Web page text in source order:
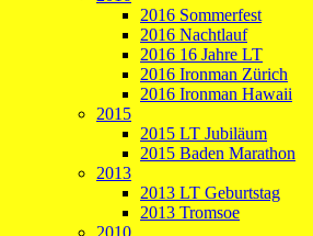
2016 Sommerfest
2016 Nachtlauf
2016 16 Jahre LT
2016 Ironman Zürich
2016 Ironman Hawaii
2015
2015 LT Jubiläum
2015 Baden Marathon
2013
2013 LT Geburtstag
2013 Tromsoe
2010